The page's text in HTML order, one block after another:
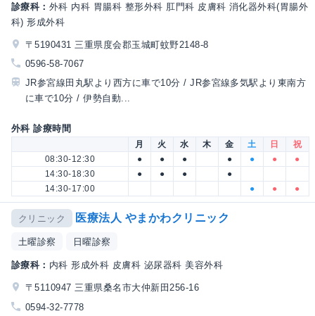
診療科： 外科 内科 胃腸科 整形外科 肛門科 皮膚科 消化器外科(胃腸外
科) 形成外科
〒5190431 三重県度会郡玉城町蚊野2148-8
0596-58-7067
JR参宮線田丸駅より西方に車で10分 / JR参宮線多気駅より東南方
に車で10分 / 伊勢自動...
外科 診療時間
月 火 水 木 金 土 日
祝
08:30-12:30
● ● ● ● ● ●
●
14:30-18:30
● ● ●
●
14:30-17:00
● ● ●
クリニック 医療法人 やまかわクリニック
土曜診察 日曜診察
診療科： 内科 形成外科 皮膚科 泌尿器科 美容外科
〒5110947 三重県桑名市大仲新田256-16
0594-32-7778